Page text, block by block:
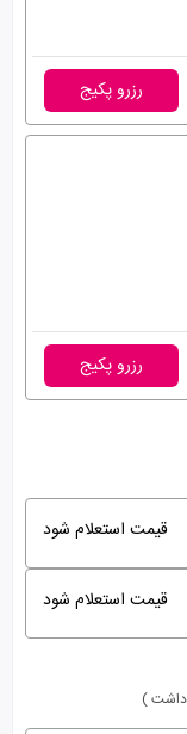
رزرو پکیج
رزرو پکیج
قیمت استعلام شود
قیمت استعلام شود
داشت )